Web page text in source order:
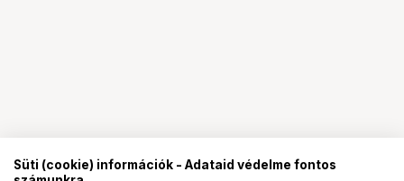
Süti (cookie) információk - Adataid védelme fontos